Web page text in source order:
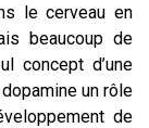
le cerveau en
beaucoup de
concept d’une
un rôle
de